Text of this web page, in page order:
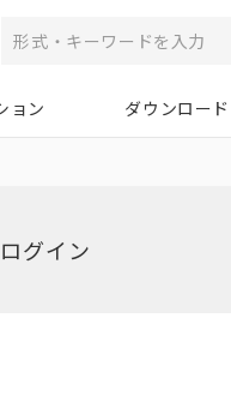
ョン ダウンロード
グイン